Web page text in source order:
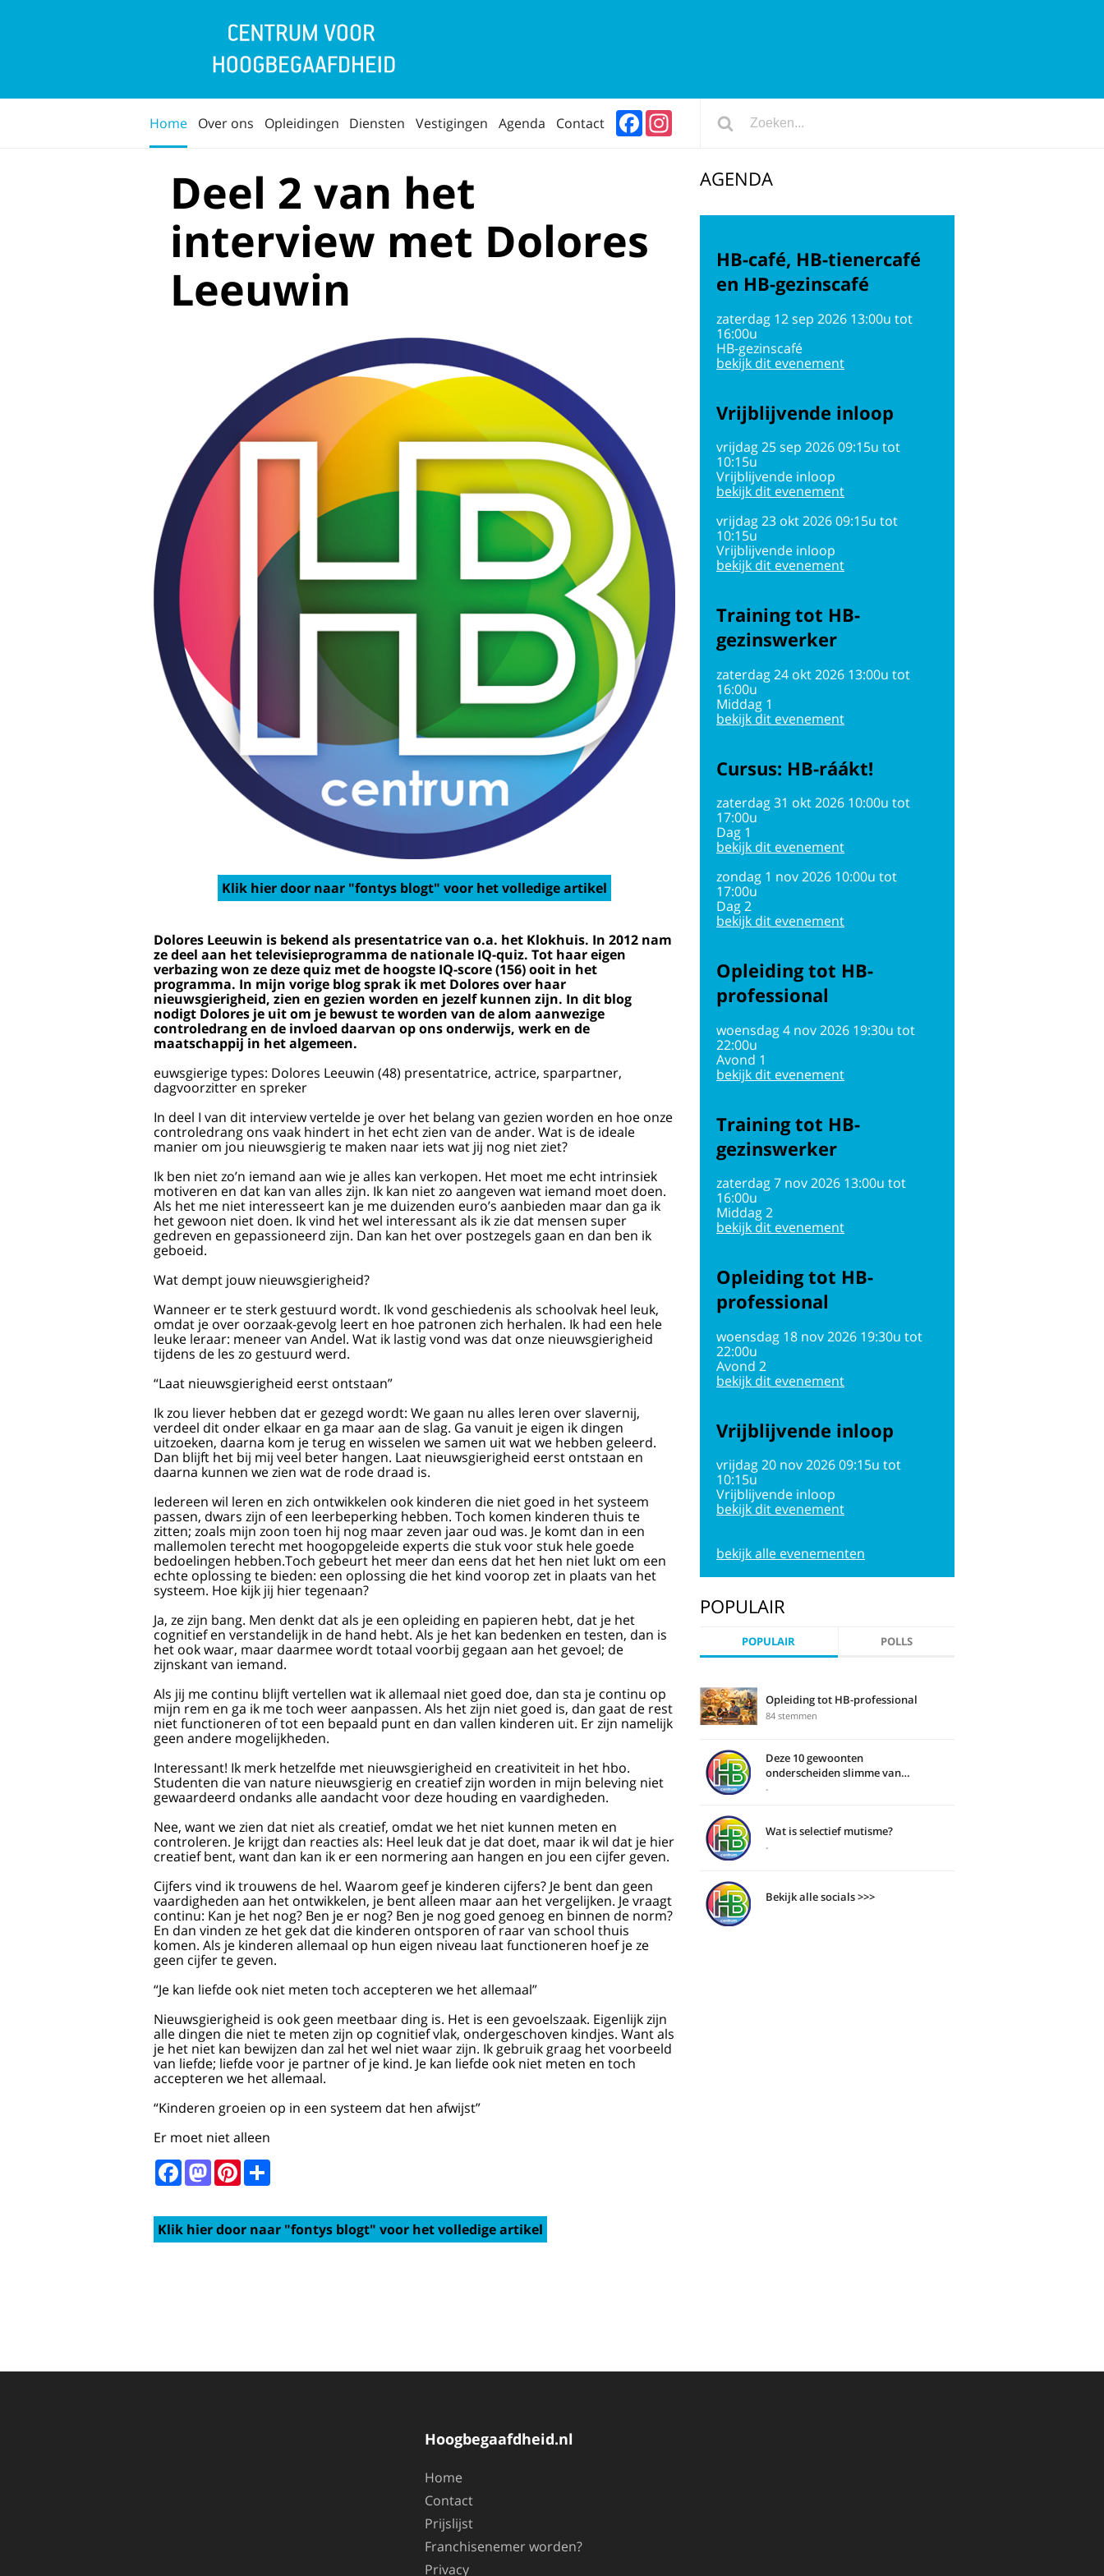
Home Over ons Opleidingen Diensten Vestigingen Agenda Contact FacebookInstagram
Deel 2 van het
interview met Dolores
Leeuwin
Klik hier door naar "fontys blogt" voor het volledige artikel
Dolores Leeuwin is bekend als presentatrice van o.a. het Klokhuis. In 2012 nam
ze deel aan het televisieprogramma de nationale IQ-quiz. Tot haar eigen
verbazing won ze deze quiz met de hoogste IQ-score (156) ooit in het
programma. In mijn vorige blog sprak ik met Dolores over haar
nieuwsgierigheid, zien en gezien worden en jezelf kunnen zijn. In dit blog
nodigt Dolores je uit om je bewust te worden van de alom aanwezige
controledrang en de invloed daarvan op ons onderwijs, werk en de
maatschappij in het algemeen.
euwsgierige types: Dolores Leeuwin (48) presentatrice, actrice, sparpartner,
dagvoorzitter en spreker
In deel I van dit interview vertelde je over het belang van gezien worden en hoe onze
controledrang ons vaak hindert in het echt zien van de ander. Wat is de ideale
manier om jou nieuwsgierig te maken naar iets wat jij nog niet ziet?
Ik ben niet zo’n iemand aan wie je alles kan verkopen. Het moet me echt intrinsiek
motiveren en dat kan van alles zijn. Ik kan niet zo aangeven wat iemand moet doen.
Als het me niet interesseert kan je me duizenden euro’s aanbieden maar dan ga ik
het gewoon niet doen. Ik vind het wel interessant als ik zie dat mensen super
gedreven en gepassioneerd zijn. Dan kan het over postzegels gaan en dan ben ik
geboeid.
Wat dempt jouw nieuwsgierigheid?
Wanneer er te sterk gestuurd wordt. Ik vond geschiedenis als schoolvak heel leuk,
omdat je over oorzaak-gevolg leert en hoe patronen zich herhalen. Ik had een hele
leuke leraar: meneer van Andel. Wat ik lastig vond was dat onze nieuwsgierigheid
tijdens de les zo gestuurd werd.
“Laat nieuwsgierigheid eerst ontstaan”
Ik zou liever hebben dat er gezegd wordt: We gaan nu alles leren over slavernij,
verdeel dit onder elkaar en ga maar aan de slag. Ga vanuit je eigen ik dingen
uitzoeken, daarna kom je terug en wisselen we samen uit wat we hebben geleerd.
Dan blijft het bij mij veel beter hangen. Laat nieuwsgierigheid eerst ontstaan en
daarna kunnen we zien wat de rode draad is.
Iedereen wil leren en zich ontwikkelen ook kinderen die niet goed in het systeem
passen, dwars zijn of een leerbeperking hebben. Toch komen kinderen thuis te
zitten; zoals mijn zoon toen hij nog maar zeven jaar oud was. Je komt dan in een
mallemolen terecht met hoogopgeleide experts die stuk voor stuk hele goede
bedoelingen hebben.Toch gebeurt het meer dan eens dat het hen niet lukt om een
echte oplossing te bieden: een oplossing die het kind voorop zet in plaats van het
systeem. Hoe kijk jij hier tegenaan?
Ja, ze zijn bang. Men denkt dat als je een opleiding en papieren hebt, dat je het
cognitief en verstandelijk in de hand hebt. Als je het kan bedenken en testen, dan is
het ook waar, maar daarmee wordt totaal voorbij gegaan aan het gevoel; de
zijnskant van iemand.
Als jij me continu blijft vertellen wat ik allemaal niet goed doe, dan sta je continu op
mijn rem en ga ik me toch weer aanpassen. Als het zijn niet goed is, dan gaat de rest
niet functioneren of tot een bepaald punt en dan vallen kinderen uit. Er zijn namelijk
geen andere mogelijkheden.
Interessant! Ik merk hetzelfde met nieuwsgierigheid en creativiteit in het hbo.
Studenten die van nature nieuwsgierig en creatief zijn worden in mijn beleving niet
gewaardeerd ondanks alle aandacht voor deze houding en vaardigheden.
Nee, want we zien dat niet als creatief, omdat we het niet kunnen meten en
controleren. Je krijgt dan reacties als: Heel leuk dat je dat doet, maar ik wil dat je hier
creatief bent, want dan kan ik er een normering aan hangen en jou een cijfer geven.
Cijfers vind ik trouwens de hel. Waarom geef je kinderen cijfers? Je bent dan geen
vaardigheden aan het ontwikkelen, je bent alleen maar aan het vergelijken. Je vraagt
continu: Kan je het nog? Ben je er nog? Ben je nog goed genoeg en binnen de norm?
En dan vinden ze het gek dat die kinderen ontsporen of raar van school thuis
komen. Als je kinderen allemaal op hun eigen niveau laat functioneren hoef je ze
geen cijfer te geven.
“Je kan liefde ook niet meten toch accepteren we het allemaal”
Nieuwsgierigheid is ook geen meetbaar ding is. Het is een gevoelszaak. Eigenlijk zijn
alle dingen die niet te meten zijn op cognitief vlak, ondergeschoven kindjes. Want als
je het niet kan bewijzen dan zal het wel niet waar zijn. Ik gebruik graag het voorbeeld
van liefde; liefde voor je partner of je kind. Je kan liefde ook niet meten en toch
accepteren we het allemaal.
“Kinderen groeien op in een systeem dat hen afwijst”
Er moet niet alleen
FacebookMastodon
Pinterest
Klik hier door naar "fontys blogt" voor het volledige artikel
AGENDA
HB-café, HB-tienercafé
en HB-gezinscafé
zaterdag 12 sep 2026 13:00u tot
16:00u
HB-gezinscafé
bekijk dit evenement
Vrijblijvende inloop
vrijdag 25 sep 2026 09:15u tot
10:15u
Vrijblijvende inloop
bekijk dit evenement
vrijdag 23 okt 2026 09:15u tot
10:15u
Vrijblijvende inloop
bekijk dit evenement
Training tot HB-
gezinswerker
zaterdag 24 okt 2026 13:00u tot
16:00u
Middag 1
bekijk dit evenement
Cursus: HB-ráákt!
zaterdag 31 okt 2026 10:00u tot
17:00u
Dag 1
bekijk dit evenement
zondag 1 nov 2026 10:00u tot
17:00u
Dag 2
bekijk dit evenement
Opleiding tot HB-
professional
woensdag 4 nov 2026 19:30u tot
22:00u
Avond 1
bekijk dit evenement
Training tot HB-
gezinswerker
zaterdag 7 nov 2026 13:00u tot
16:00u
Middag 2
bekijk dit evenement
Opleiding tot HB-
professional
woensdag 18 nov 2026 19:30u tot
22:00u
Avond 2
bekijk dit evenement
Vrijblijvende inloop
vrijdag 20 nov 2026 09:15u tot
10:15u
Vrijblijvende inloop
bekijk dit evenement
bekijk alle evenementen
POPULAIR
POPULAIR POLLS
Opleiding tot HB-professional
84 stemmen
Deze 10 gewoonten
onderscheiden slimme van
domme mensen
-
Wat is selectief mutisme?
-
Bekijk alle socials >>>
Hoogbegaafdheid.nl
Home
Contact
Prijslijst
Franchisenemer worden?
Privacy